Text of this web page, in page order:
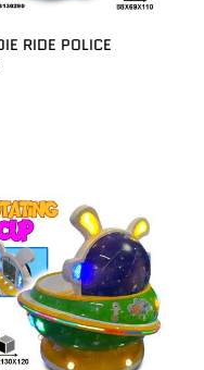
RIDE POLICE